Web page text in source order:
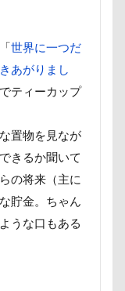
世界に一つだ
あがりまし
ティーカップ
置物を見なが
きるか聞いて
の将来（主に
貯金。ちゃん
うな口もある
ちゃん
ちゃん
ナンス
ゃん
ーちゃん